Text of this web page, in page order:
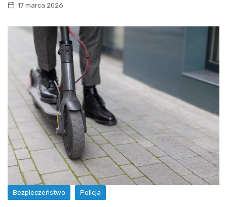
17 marca 2026
Bezpieczeństwo Policja